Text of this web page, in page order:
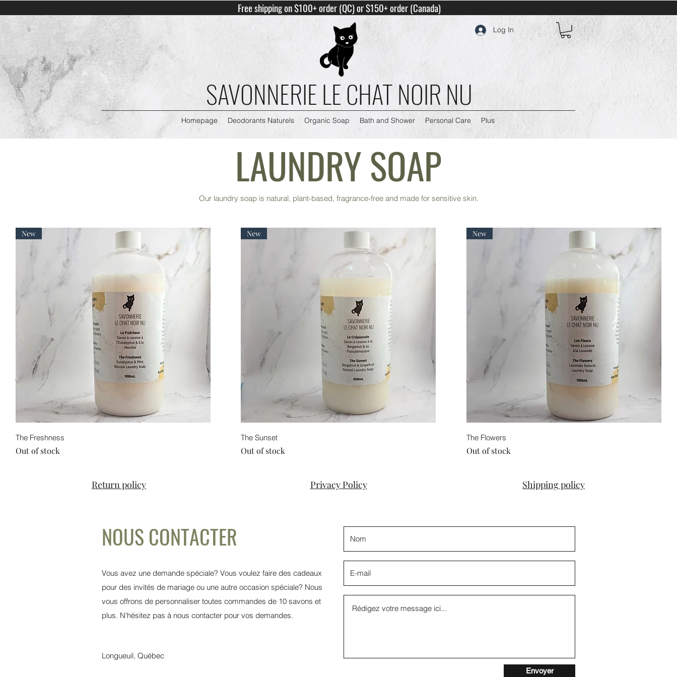
SAVONNERIE LE CHAT NOIR NU
Homepage Deodorants Naturels Organic Soap Bath and Shower Personal Care Plus
Log In
Free shipping on $100+ order (QC) or $150+ order (Canada)
LAUNDRY SOAP
Our laundry soap is natural, plant-based, fragrance-free and made for sensitive skin.
New
The Freshness
Out of stock
New
The Sunset
Out of stock
New
The Flowers
Out of stock
Return policy Privacy Policy Shipping policy
NOUS CONTACTER
Vous avez une demande spéciale? Vous voulez faire des cadeaux
pour des invités de mariage ou une autre occasion spéciale? Nous
vous offrons de personnaliser toutes commandes de 10 savons et
plus. N'hésitez pas à nous contacter pour vos demandes.
Longueuil, Québec
Envoyer